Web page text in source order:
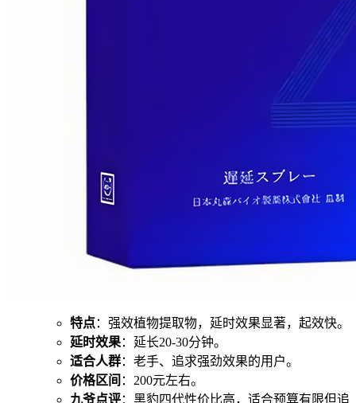
特点：强效植物提取物，延时效果显著，起效快。
延时效果：延长20-30分钟。
适合人群：老手、追求强劲效果的用户。
价格区间 ：200元左右。
九爷点评：黑豹四代性价比高，适合预算有限但追